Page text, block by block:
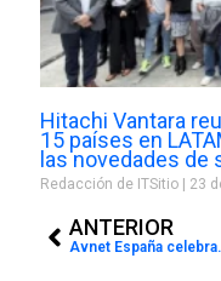
Hitachi Vantara
15 países en
las novedades de
Redacción de ITSitio 23
ANTERIOR
Avnet